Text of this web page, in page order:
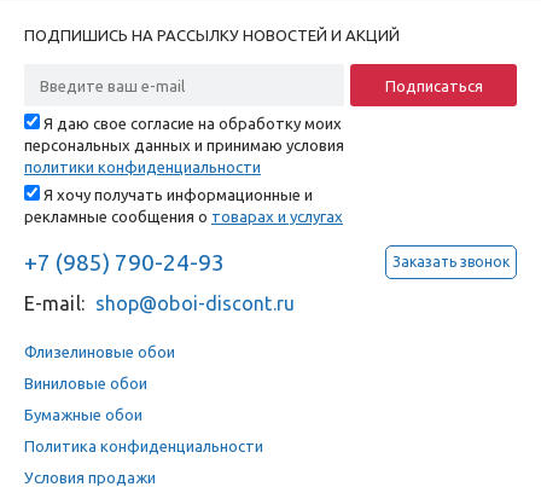
ПОДПИШИСЬ НА РАССЫЛКУ НОВОСТЕЙ И АКЦИЙ
Я даю свое согласие на обработку моих
персональных данных и принимаю условия
политики конфиденциальности
Я хочу получать информационные и
рекламные сообщения о товарах и услугах
+7 (985) 790-24-93 Заказать звонок
E-mail: shop@oboi-discont.ru
Флизелиновые обои
Виниловые обои
Бумажные обои
Политика конфиденциальности
Условия продажи